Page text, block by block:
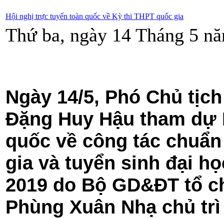
Hội nghị trực tuyến toàn quốc về Kỳ thi THPT quốc gia
Thứ ba, ngày 14 Tháng 5
Ngày 14/5, Phó Chủ
Đặng Huy Hậu tham
quốc về công tác
gia và tuyển sinh đại
2019 do Bộ GD&ĐT tổ
Phùng Xuân Nhạ chủ